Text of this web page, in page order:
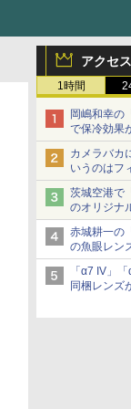
アクセ
1時間
岡嶋和幸の
で保冷効果
Watch
カメラバカ
いうのはフ
茨城空港で
のオリジナ
赤城耕一の
の魚眼レン
サーズへ
「α7 IV」
同梱レンズ